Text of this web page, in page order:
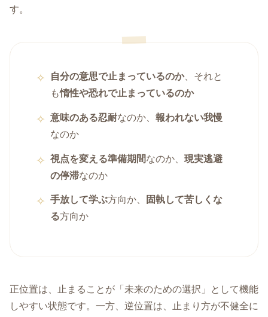
す。
自分の意思で止まっているのか、それと
も惰性や恐れで止まっているのか
意味のある忍耐なのか、報われない我慢
なのか
視点を変える準備期間なのか、現実逃避
の停滞なのか
手放して学ぶ方向か、
固執して苦しくな
る方向か
正位置は、止まることが「未来のための選択」として機能
しやすい状態です。一方、逆位置は、止まり方が不健全に